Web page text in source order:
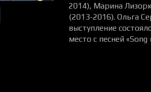
2014), Марина
(2013-2016). Ольга
выступление
место с песней «Song